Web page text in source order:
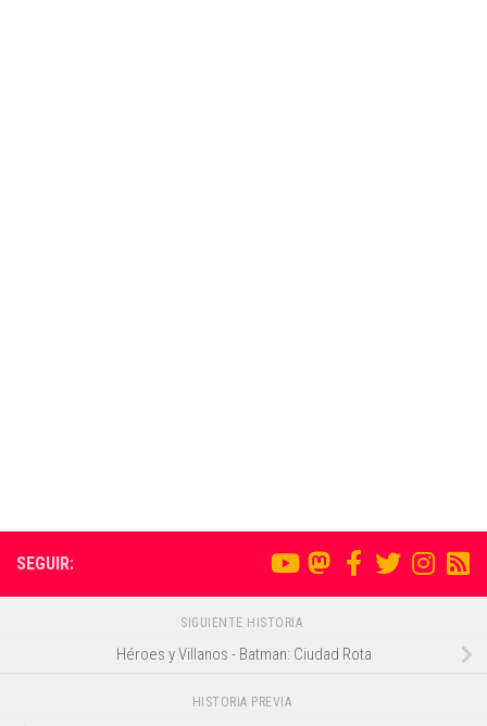
SEGUIR:
SIGUIENTE HISTORIA
Héroes y Villanos - Batman: Ciudad Rota
HISTORIA PREVIA